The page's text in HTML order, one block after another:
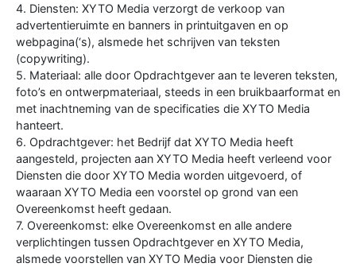
4. Diensten: XYTO Media verzorgt de verkoop van
advertentieruimte en banners in printuitgaven en op
webpagina(‘s), alsmede het schrijven van teksten
(copywriting).
5. Materiaal: alle door Opdrachtgever aan te leveren teksten,
foto’s en ontwerpmateriaal, steeds in een bruikbaarformat en
met inachtneming van de specificaties die XYTO Media
hanteert.
6. Opdrachtgever: het Bedrijf dat XYTO Media heeft
aangesteld, projecten aan XYTO Media heeft verleend voor
Diensten die door XYTO Media worden uitgevoerd, of
waaraan XYTO Media een voorstel op grond van een
Overeenkomst heeft gedaan.
7. Overeenkomst: elke Overeenkomst en alle andere
verplichtingen tussen Opdrachtgever en XYTO Media,
alsmede voorstellen van XYTO Media voor Diensten die